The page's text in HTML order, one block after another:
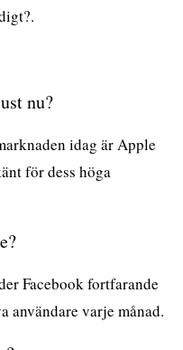
.
nu?
idag är Apple
för dess höga
Facebook fortfarande
användare varje månad.